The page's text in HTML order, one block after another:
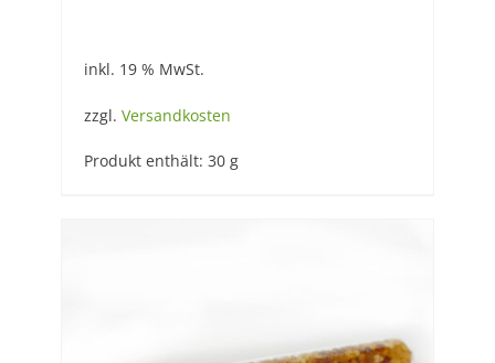
inkl. 19 % MwSt.
zzgl. Versandkosten
Produkt enthält: 30 g